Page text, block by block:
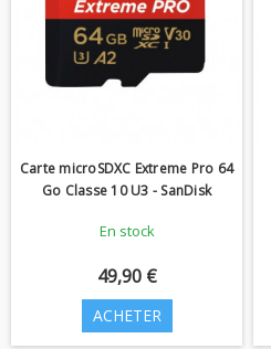
Carte microSDXC Extreme Pro 64
Go Classe 10 U3 - SanDisk
En stock
49,90 €
ACHETER